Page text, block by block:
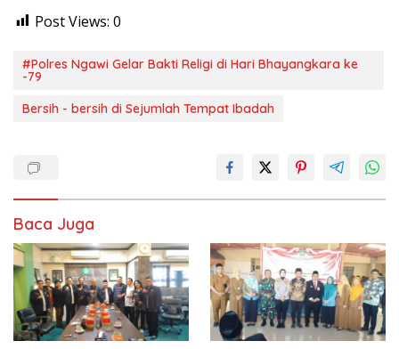
Post Views: 0
#Polres Ngawi Gelar Bakti Religi di Hari Bhayangkara ke
-79
Bersih - bersih di Sejumlah Tempat Ibadah
Baca Juga